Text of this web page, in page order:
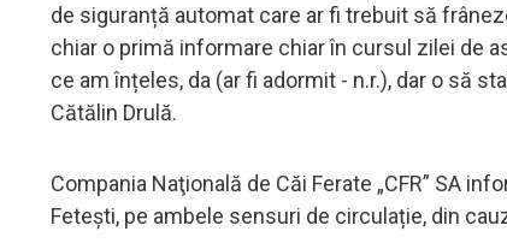
de siguranță automat care ar fi trebuit să
chiar o primă informare chiar în cursul zilei de
ce am înțeles, da (ar fi adormit - n.r.), dar o să
Cătălin Drulă.
Compania Naţională de Căi Ferate „CFR” SA
Fetești, pe ambele sensuri de circulație, din